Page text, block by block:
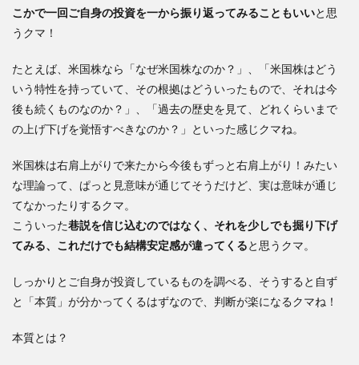
こかで一回ご自身の投資を一から振り返ってみることもいいと思
うクマ！
たとえば、米国株なら「なぜ米国株なのか？」、「米国株はどう
いう特性を持っていて、その根拠はどういったもので、それは今
後も続くものなのか？」、「過去の歴史を見て、どれくらいまで
の上げ下げを覚悟すべきなのか？」といった感じクマね。
米国株は右肩上がりで来たから今後もずっと右肩上がり！みたい
な理論って、ぱっと見意味が通じてそうだけど、実は意味が通じ
てなかったりするクマ。
こういった巷説を信じ込むのではなく、それを少しでも掘り下げ
てみる、これだけでも結構安定感が違ってくると思うクマ。
しっかりとご自身が投資しているものを調べる、そうすると自ず
と「本質」が分かってくるはずなので、判断が楽になるクマね！
本質とは？